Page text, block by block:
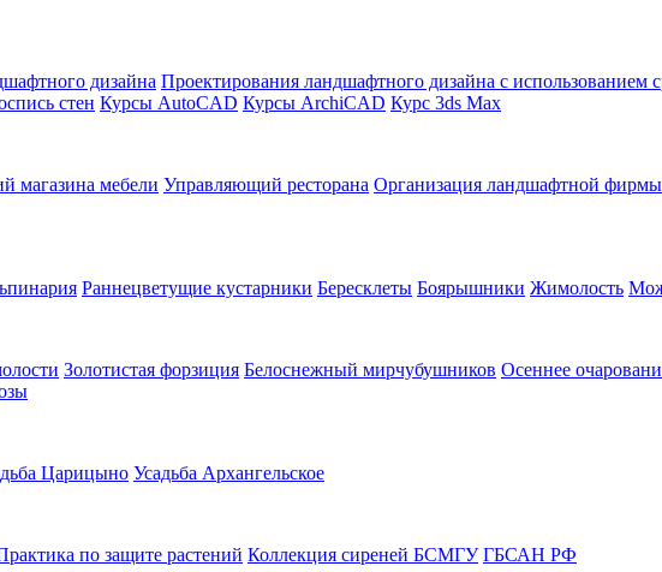
дизайна Проектирования ландшафтного дизайна с использованием
стен Курсы AutoCAD Курсы ArchiCAD Курс 3ds Max
магазина мебели Управляющий ресторана Организация ландшафтной фирмы
Раннецветущие кустарники Бересклеты Боярышники Жимолость
Золотистая форзиция Белоснежный мирчубушников Осеннее
Царицыно Усадьба Архангельское
по защите растений Коллекция сиреней БСМГУ ГБСАН РФ